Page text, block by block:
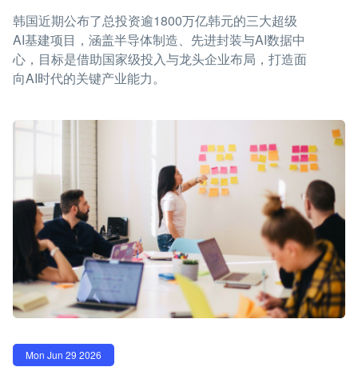
韩国近期公布了总投资逾1800万亿韩元的三大超级
AI基建项目，涵盖半导体制造、先进封装与AI数据中
心，目标是借助国家级投入与龙头企业布局，打造面
向AI时代的关键产业能力。
Mon Jun 29 2026